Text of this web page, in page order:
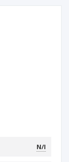
N/I